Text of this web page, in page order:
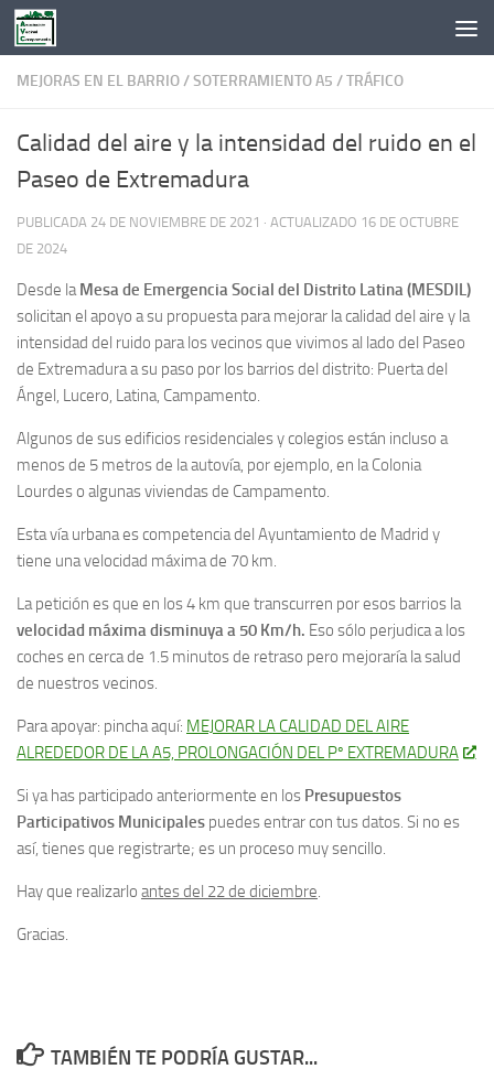
Saltar al contenido
MEJORAS EN EL BARRIO/SOTERRAMIENTO A5 /TRÁFICO
Calidad del aire y la intensidad del ruido en el
Paseo de Extremadura
PUBLICADA 24 DE NOVIEMBRE DE 2021 · ACTUALIZADO 16 DE OCTUBRE
DE 2024
Desde laMesa de Emergencia Social del Distrito Latina (MESDIL)
solicitan el apoyo a su propuesta para mejorar la calidad del aire y la
intensidad del ruido para los vecinos que vivimos al lado del Paseo
de Extremadura a su paso por los barrios del distrito: Puerta del
Ángel, Lucero, Latina, Campamento.
Algunos de sus edificios residenciales y colegios están incluso a
menos de 5 metros de la autovía, por ejemplo, en la Colonia
Lourdes o algunas viviendas de Campamento.
Esta vía urbana es competencia del Ayuntamiento de Madrid y
tiene una velocidad máxima de 70 km.
La petición es que en los 4 km que transcurren por esos barrios la
velocidad máxima disminuya a 50 Km/h. Eso sólo perjudica a los
coches en cerca de 1.5 minutos de retraso pero mejoraría la salud
de nuestros vecinos.
Para apoyar: pincha aquí: MEJORAR LA CALIDAD DEL AIRE
ALREDEDOR DE LA A5, PROLONGACIÓN DEL Pº EXTREMADURA
Si ya has participado anteriormente en los Presupuestos
Participativos Municipales puedes entrar con tus datos. Si no es
así, tienes que registrarte; es un proceso muy sencillo.
Hay que realizarlo antes del 22 de diciembre.
Gracias.
TAMBIÉN TE PODRÍA GUSTAR...